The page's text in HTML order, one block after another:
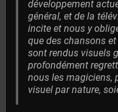
développement
général, et de la
incite et nous y
que des chansons
sont rendus visuels
profondément
nous les magiciens,
visuel par nature,